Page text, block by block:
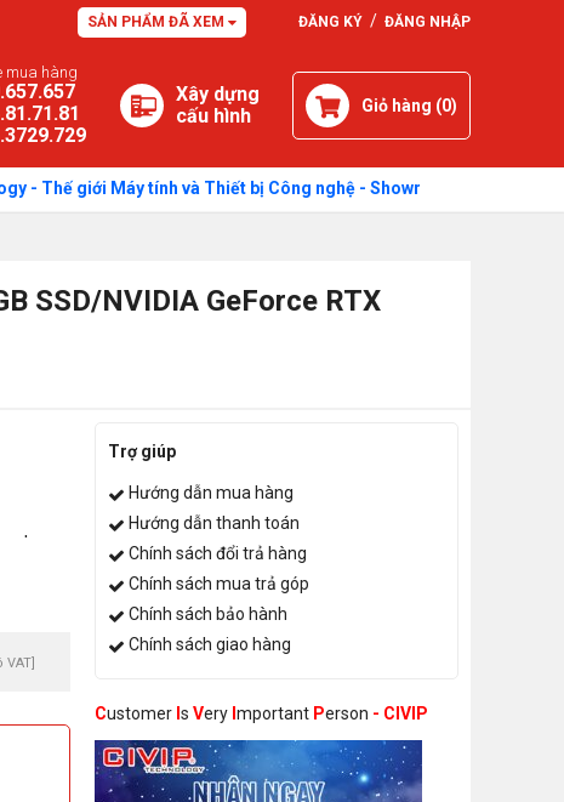
SẢN PHẨM ĐÃ XEM ĐĂNG KÝ / ĐĂNG NHẬP
mua hàng
Xây dựng
cấu hình
Giỏ hàng (0)
giới Máy tính và Thiết bị Công nghệ - Showroom: 750 Quang
SSD/NVIDIA GeForce RTX
VAT]
Trợ giúp
Hướng dẫn mua hàng
Hướng dẫn thanh toán
Chính sách đổi trả hàng
Chính sách mua trả góp
Chính sách bảo hành
Chính sách giao hàng
Customer s Very mportant Person - CIVIP